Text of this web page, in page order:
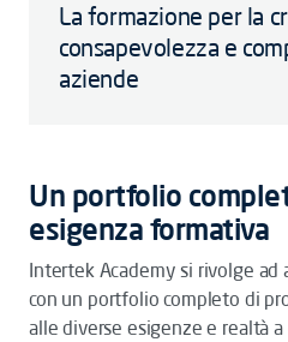
La formazione per la
consapevolezza e
aziende
Un portfolio
esigenza formativa
Intertek Academy si rivolge ad
con un portfolio completo di
alle diverse esigenze e realtà